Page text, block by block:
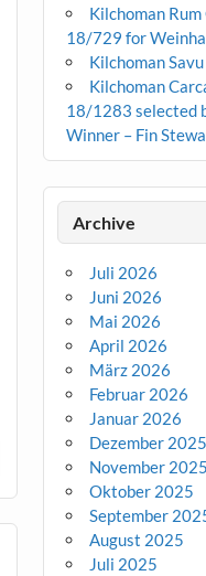
Kilchoman
18/729 for
Kilchoman
Kilchoman
18/1283 selected
Winner – Fin
Archive
Juli 2026
Juni 2026
Mai 2026
April 2026
März 2026
Februar 2026
Januar 2026
Dezember 2025
November 2025
Oktober 2025
September
August 2025
Juli 2025